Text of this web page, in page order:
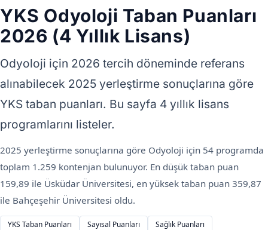
YKS Odyoloji Taban Puanları
2026 (4 Yıllık Lisans)
Odyoloji için 2026 tercih döneminde referans
alınabilecek 2025 yerleştirme sonuçlarına göre
YKS taban puanları. Bu sayfa 4 yıllık lisans
programlarını listeler.
2025 yerleştirme sonuçlarına göre Odyoloji için 54 programda
toplam 1.259 kontenjan bulunuyor. En düşük taban puan
159,89 ile Üsküdar Üniversitesi, en yüksek taban puan 359,87
ile Bahçeşehir Üniversitesi oldu.
YKS Taban Puanları Sayısal Puanları Sağlık Puanları